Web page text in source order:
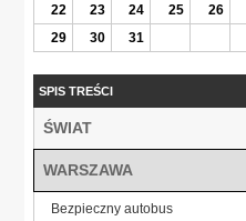
22
23 24 25 26
29
30 31
SPIS TREŚCI
ŚWIAT
WARSZAWA
Bezpieczny autobus